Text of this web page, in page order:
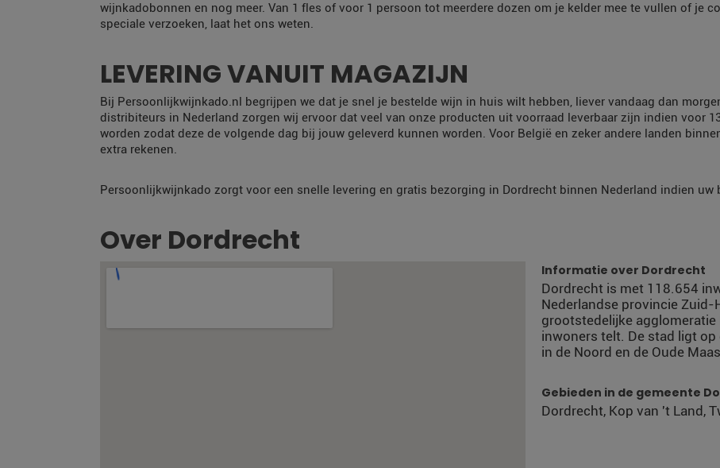
wijnkadobonnen en nog meer. Van 1 fles of voor 1 persoon tot meerdere dozen om je kelder mee te vullen of je
speciale verzoeken, laat het ons weten.
LEVERING VANUIT MAGAZIJN
Bij Persoonlijkwijnkado.nl begrijpen we dat je snel je bestelde wijn in huis wilt hebben, liever vandaag dan
distribiteurs in Nederland zorgen wij ervoor dat veel van onze producten uit voorraad leverbaar zijn indien voor
worden zodat deze de volgende dag bij jouw geleverd kunnen worden. Voor België en zeker andere landen
extra rekenen.
Persoonlijkwijnkado zorgt voor een snelle levering en gratis bezorging in Dordrecht binnen Nederland indien uw
Over Dordrecht
Informatie over Dordrecht
Dordrecht is met 118.654
Nederlandse provincie
grootstedelijke
inwoners telt. De stad ligt
in de Noord en de Oude
Gebieden in de gemeente
Dordrecht, Kop van 't Land,